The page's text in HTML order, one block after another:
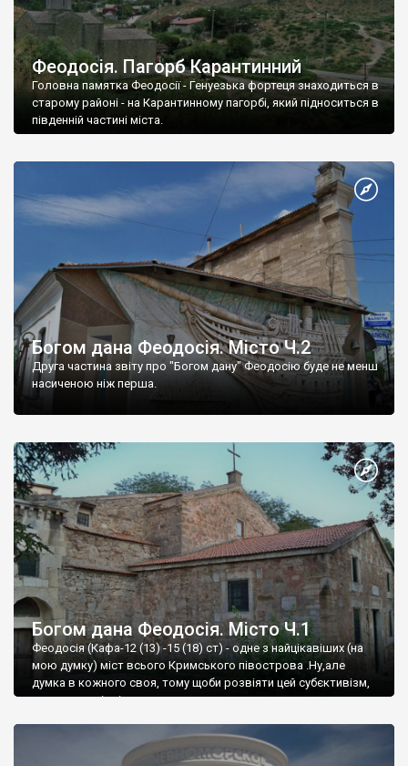
Феодосія. Пагорб Карантинний
Головна памятка Феодосії - Генуезька фортеця знаходиться в
старому районі - на Карантинному пагорбі, який підноситься в
південній частині міста.
Богом дана Феодосія. Місто Ч.2
Друга частина звіту про "Богом дану" Феодосію буде не менш
насиченою ніж перша.
Богом дана Феодосія. Місто Ч.1
Феодосія (Кафа-12 (13) -15 (18) ст) - одне з найцікавіших (на
мою думку) міст всього Кримського півострова .Ну,але
думка в кожного своя, тому щоби розвіяти цей субєктивізм,
запрошую відвідати це